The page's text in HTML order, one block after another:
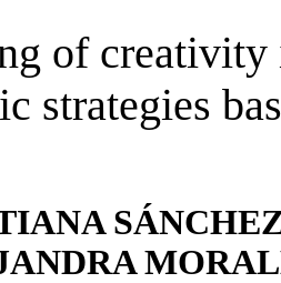
of
strategies